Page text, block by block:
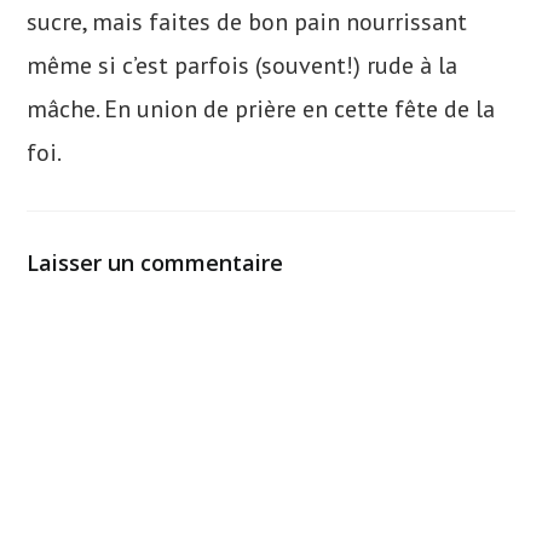
sucre, mais faites de bon pain nourrissant
même si c’est parfois (souvent!) rude à la
mâche. En union de prière en cette fête de la
foi.
Laisser un commentaire